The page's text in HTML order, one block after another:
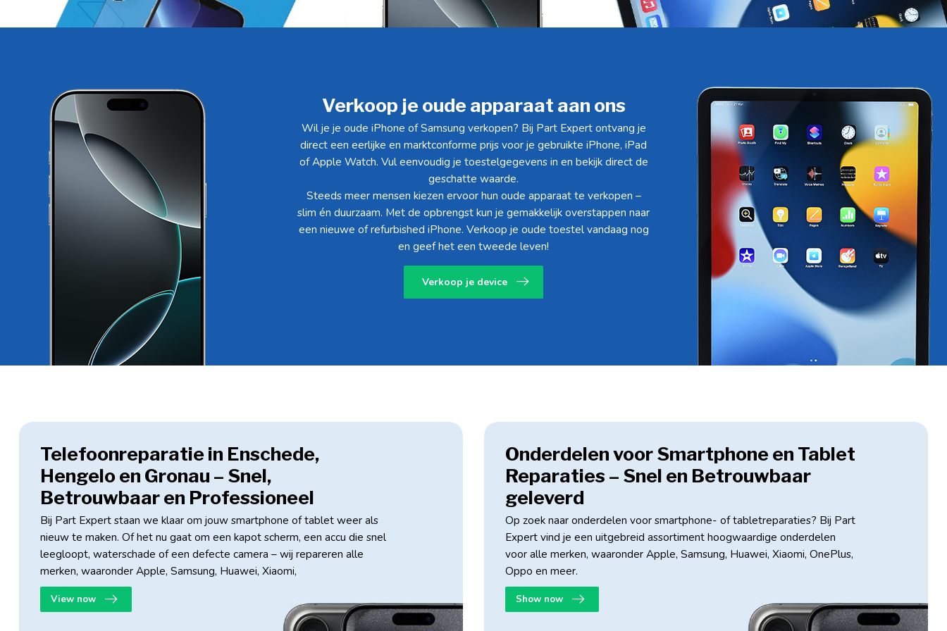
Verkoop je oude apparaat aan ons
Wil je je oude iPhone of Samsung verkopen? Bij Part Expert ontvang je
direct een eerlijke en marktconforme prijs voor je gebruikte iPhone, iPad
of Apple Watch. Vul eenvoudig je toestelgegevens in en bekijk direct de
geschatte waarde.
Steeds meer mensen kiezen ervoor hun oude apparaat te verkopen –
slim én duurzaam. Met de opbrengst kun je gemakkelijk overstappen naar
een nieuwe of refurbished iPhone. Verkoop je oude toestel vandaag nog
en geef het een tweede leven!
Verkoop je device
Telefoonreparatie in Enschede,
Hengelo en Gronau – Snel,
Betrouwbaar en Professioneel
Bij Part Expert staan we klaar om jouw smartphone of tablet weer als
nieuw te maken. Of het nu gaat om een kapot scherm, een accu die snel
leegloopt, waterschade of een defecte camera – wij repareren alle
merken, waaronder Apple, Samsung, Huawei, Xiaomi,
View now
Onderdelen voor Smartphone en Tablet
Reparaties – Snel en Betrouwbaar
geleverd
Op zoek naar onderdelen voor smartphone- of tabletreparaties? Bij Part
Expert vind je een uitgebreid assortiment hoogwaardige onderdelen
voor alle merken, waaronder Apple, Samsung, Huawei, Xiaomi, OnePlus,
Oppo en meer.
Show now